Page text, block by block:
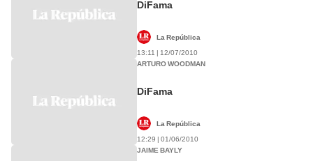
DiFama
La República
13:11 | 12/07/2010
ARTURO WOODMAN
DiFama
La República
12:29 | 01/06/2010
JAIME BAYLY